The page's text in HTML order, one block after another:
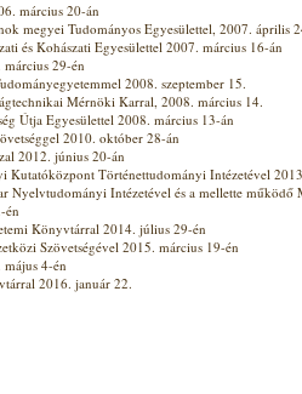
március 20-án
megyei Tudományos Egyesülettel, 2007. április
és Kohászati Egyesülettel 2007. március 16-án
29-én
2008. szeptember 15.
Mérnöki Karral, 2008. március 14.
Útja Egyesülettel 2008. március 13-án
2010. október 28-án
2012. június 20-án
Történettudományi Intézetével
Intézetével és a mellette működő
én
Könyvtárral 2014. július 29-én
Szövetségével 2015. március 19-én
4-én
2016. január 22.